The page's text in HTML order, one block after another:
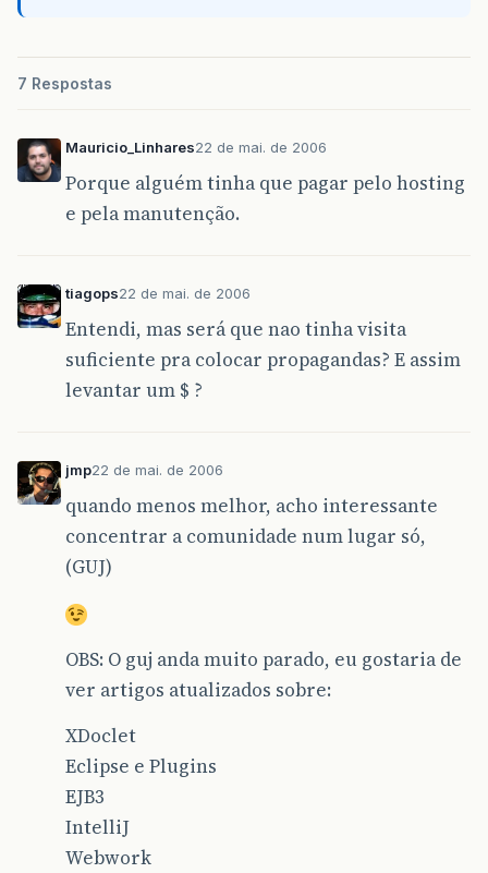
7 Respostas
Mauricio_Linhares22 de mai. de 2006
Porque alguém tinha que pagar pelo hosting
e pela manutenção.
tiagops22 de mai. de 2006
Entendi, mas será que nao tinha visita
suficiente pra colocar propagandas? E assim
levantar um $ ?
jmp22 de mai. de 2006
quando menos melhor, acho interessante
concentrar a comunidade num lugar só,
(GUJ)
OBS: O guj anda muito parado, eu gostaria de
ver artigos atualizados sobre:
XDoclet
Eclipse e Plugins
EJB3
IntelliJ
Webwork